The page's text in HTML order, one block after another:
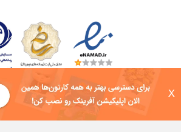
X
کلیه حقوق این سایت به شرکت توسعه فناوی هفت